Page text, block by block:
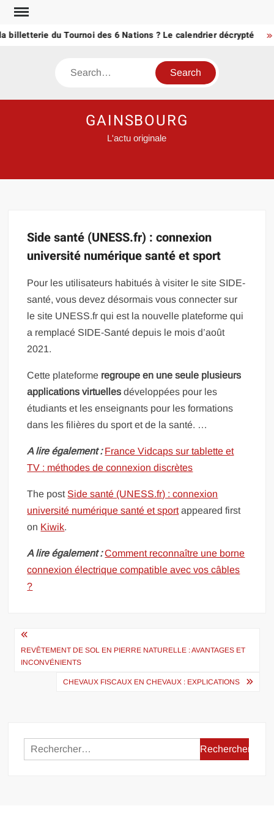
Skip
content
billetterie du Tournoi des 6 Nations ? Le calendrier décrypté
Search
GAINSBOURG
L'actu originale
Side santé (UNESS.fr) : connexion
université numérique santé et sport
Pour les utilisateurs habitués à visiter le site SIDE-
santé, vous devez désormais vous connecter sur
le site UNESS.fr qui est la nouvelle plateforme qui
a remplacé SIDE-Santé depuis le mois d’août
2021.
Cette plateforme regroupe en une seule plusieurs
applications virtuelles développées pour les
étudiants et les enseignants pour les formations
dans les filières du sport et de la santé. …
A lire également : France Vidcaps sur tablette et
TV : méthodes de connexion discrètes
The post Side santé (UNESS.fr) : connexion
université numérique santé et sportappeared first
on Kiwik.
A lire également : Comment reconnaître une borne
connexion électrique compatible avec vos câbles
?
Navigation
de
l’article
REVÊTEMENT DE SOL EN PIERRE NATURELLE : AVANTAGES ET
INCONVÉNIENTS
CHEVAUX FISCAUX EN CHEVAUX : EXPLICATIONS
Rechercher :